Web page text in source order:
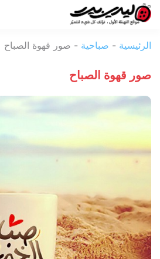
المحتوى
بيرد
الرئيسية - صباحية - صور قهوة الصباح
صور قهوة الصباح